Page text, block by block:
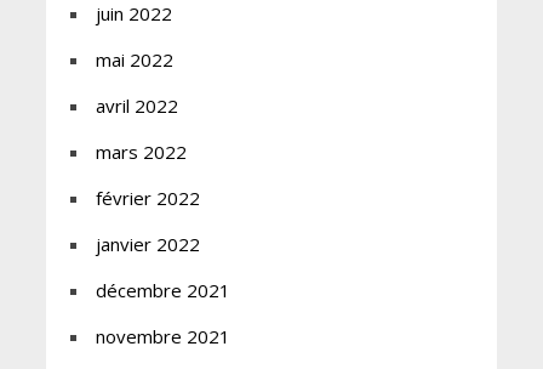
juin 2022
mai 2022
avril 2022
mars 2022
février 2022
janvier 2022
décembre 2021
novembre 2021